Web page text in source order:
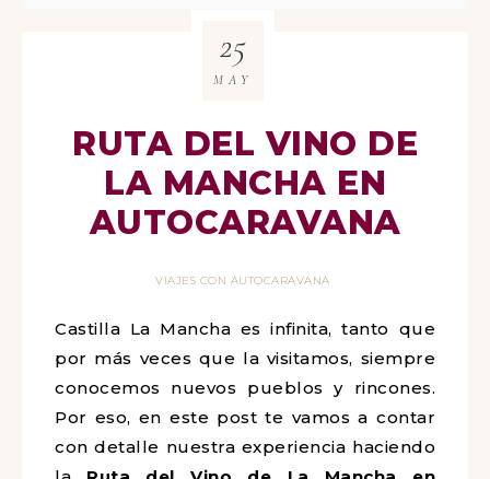
RUTA DEL VINO DE
LA MANCHA EN
AUTOCARAVANA
VIAJES CON AUTOCARAVANA
25
MAY
Castilla La Mancha es infinita, tanto que
por más veces que la visitamos, siempre
conocemos nuevos pueblos y rincones.
Por eso, en este post te vamos a contar
con detalle nuestra experiencia haciendo